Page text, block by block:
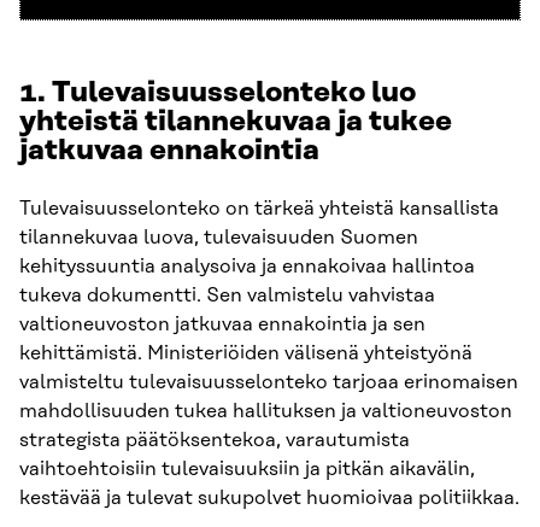
1. Tulevaisuusselonteko luo
yhteistä tilannekuvaa ja tukee
jatkuvaa ennakointia
Tulevaisuusselonteko on tärkeä yhteistä kansallista
tilannekuvaa luova, tulevaisuuden Suomen
kehityssuuntia analysoiva ja ennakoivaa hallintoa
tukeva dokumentti. Sen valmistelu vahvistaa
valtioneuvoston jatkuvaa ennakointia ja sen
kehittämistä. Ministeriöiden välisenä yhteistyönä
valmisteltu tulevaisuusselonteko tarjoaa erinomaisen
mahdollisuuden tukea hallituksen ja valtioneuvoston
strategista päätöksentekoa, varautumista
vaihtoehtoisiin tulevaisuuksiin ja pitkän aikavälin,
kestävää ja tulevat sukupolvet huomioivaa politiikkaa.